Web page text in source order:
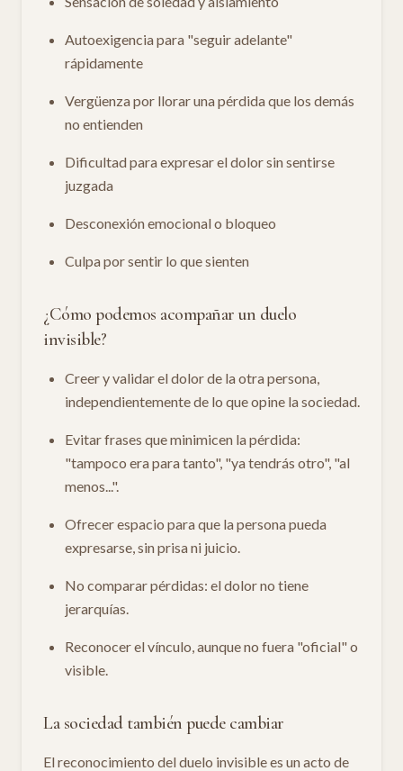
Autoexigencia para "seguir adelante"
rápidamente
Vergüenza por llorar una pérdida que los demás
no entienden
Dificultad para expresar el dolor sin sentirse
juzgada
Desconexión emocional o bloqueo
Culpa por sentir lo que sienten
¿Cómo podemos acompañar un duelo
invisible?
Creer y validar el dolor de la otra persona,
independientemente de lo que opine la sociedad.
Evitar frases que minimicen la pérdida:
"tampoco era para tanto", "ya tendrás otro", "al
menos...".
Ofrecer espacio para que la persona pueda
expresarse, sin prisa ni juicio.
No comparar pérdidas: el dolor no tiene
jerarquías.
Reconocer el vínculo, aunque no fuera "oficial" o
visible.
La sociedad también puede cambiar
El reconocimiento del duelo invisible es un acto de